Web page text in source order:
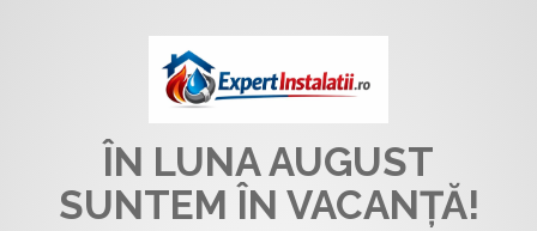
ÎN LUNA AUGUST
SUNTEM ÎN VACANȚĂ!